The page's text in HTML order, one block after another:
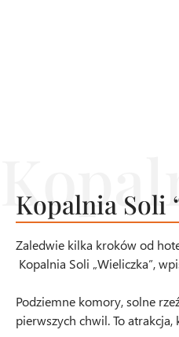
Kopalnia Soli
Zaledwie kilka kroków od
Kopalnia Soli „Wieliczka”,
Podziemne komory, solne
pierwszych chwil. To